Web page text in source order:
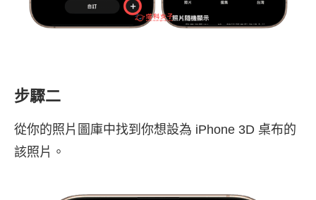
步驟二
從你的照片圖庫中找到你想設為 iPhone 3D 桌布的
該照片。